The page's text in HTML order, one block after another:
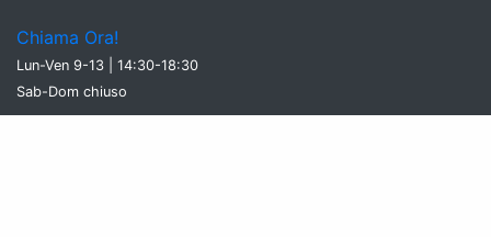
Chiama Ora!
Lun-Ven 9-13 | 14:30-18:30
Sab-Dom chiuso